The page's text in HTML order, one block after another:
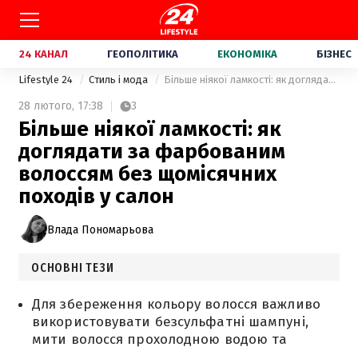
24 КАНАЛ ГЕОПОЛІТИКА ЕКОНОМІКА БІЗНЕС
Lifestyle 24 Стиль і мода Більше ніякої ламкості: як доглядати за фарбованим волоссям без щомісячних походів у салон
28 лютого, 17:38 3
Більше ніякої ламкості: як
доглядати за фарбованим
волоссям без щомісячних
походів у салон
Влада Пономарьова
ОСНОВНІ ТЕЗИ
Для збереження кольору волосся важливо
використовувати безсульфатні шампуні,
мити волосся прохолодною водою та